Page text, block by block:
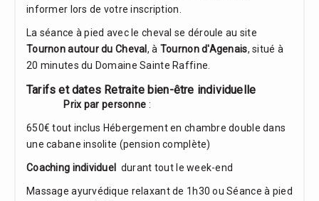
informer lors de votre inscription.
La séance à pied avec le cheval se déroule au site
Tournon autour du Cheval , à Tournon d'Agenais, situé à
20 minutes du Domaine Sainte Raffine.
Tarifs et dates Retraite bien-être individuelle
Prix par personne :
650€ tout inclus Hébergement en chambre double dans
une cabane insolite (pension complète)
Coaching individuel durant tout le week-end
Massage ayurvédique relaxant de 1h30 ou Séance à pied